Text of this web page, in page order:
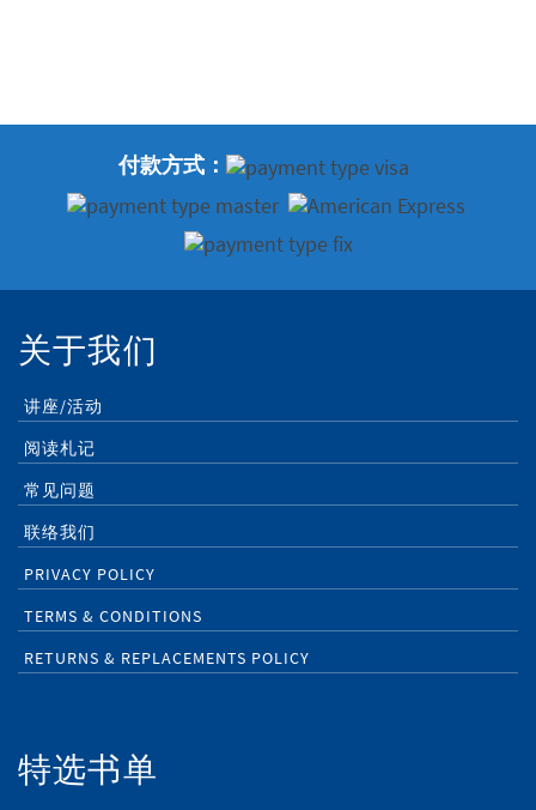
付款方式：
关于我们
讲座/活动
阅读札记
常见问题
联络我们
PRIVACY POLICY
TERMS & CONDITIONS
RETURNS & REPLACEMENTS POLICY
特选书单